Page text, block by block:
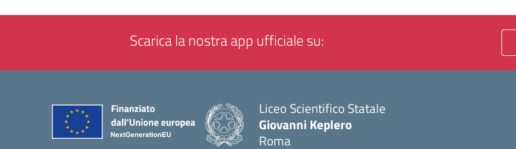
Scarica la nostra app ufficiale su:
Liceo Scientifico Statale
Giovanni Keplero
Roma